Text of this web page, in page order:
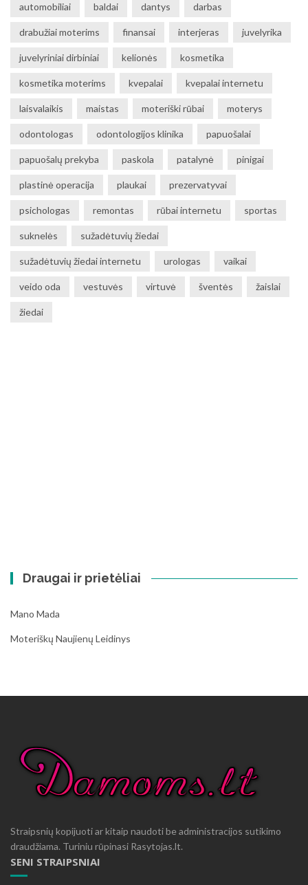
automobiliai baldai dantys darbas
drabužiai moterims finansai interjeras juvelyrika
juvelyriniai dirbiniai kelionės kosmetika
kosmetika moterims kvepalai kvepalai internetu
laisvalaikis maistas moteriški rūbai moterys
odontologas odontologijos klinika papuošalai
papuošalų prekyba paskola patalynė pinigai
plastinė operacija plaukai prezervatyvai
psichologas remontas rūbai internetu sportas
suknelės sužadėtuvių žiedai
sužadėtuvių žiedai internetu urologas vaikai
veido oda vestuvės virtuvė šventės žaislai
žiedai
Draugai ir prietėliai
Mano Mada
Moteriškų Naujienų Leidinys
Straipsnių kopijuoti ar kitaip naudoti be administracijos sutikimo
draudžiama. Turiniu rūpinasi Rasytojas.lt.
SENI STRAIPSNIAI